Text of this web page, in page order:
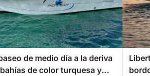
de medio día a la deriva
de color turquesa y